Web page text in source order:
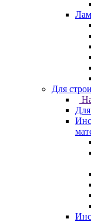
Для